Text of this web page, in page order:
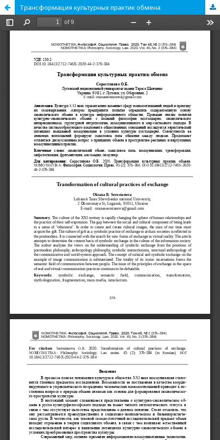
Трансформация культурных практик обмена